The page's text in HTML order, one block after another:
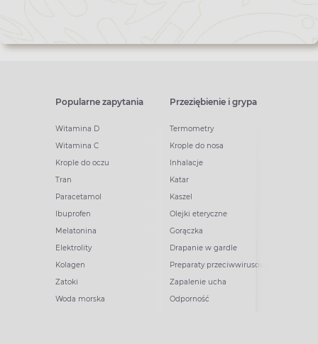
Popularne zapytania
Witamina D
Witamina C
Krople do oczu
Tran
Paracetamol
Ibuprofen
Melatonina
Elektrolity
Kolagen
Zatoki
Woda morska
Przeziębienie i grypa
Termometry
Krople do nosa
Inhalacje
Katar
Kaszel
Olejki eteryczne
Gorączka
Drapanie w gardle
Preparaty przeciwwirusowe
Zapalenie ucha
Odporność